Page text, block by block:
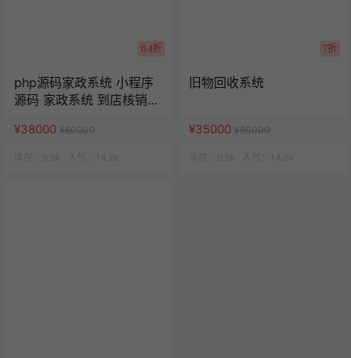
6.4折
php源码家政系统 小程序
源码 家政系统 到店核销系
¥38000 ¥60000
7折
旧物回收系统
¥35000 ¥50000